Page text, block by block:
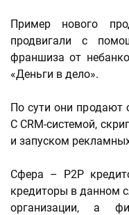
Пример нового
продвигали с
франшиза от
«Деньги в дело».
По сути они продают
С CRM-системой,
и запуском
Сфера – P2P
кредиторы в данном
организации, а